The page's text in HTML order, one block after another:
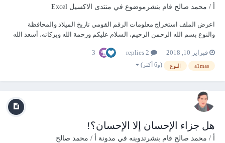
أ / محمد صالح قام بنشرموضوع في منتدى الاكسيل Excel
اعرض الملف استخراج معلومات الرقم القومي تاريخ الميلاد والمحافظة
والنوع بسم الله الرحمن الرحيم، السلام عليكم ورحمة الله وبركاته، أسعد الله
في نفس الوقت، ألا وهي شرح استخراج معلومات الرقم الق...
فبراير 10, 2018 3
a1mas النوع (و6 أكثر)
هل جزاء الإحسان إلا الإحسان؟!
أ / محمد صالح قام بنشرتدوينه في مدونة أ / محمد صالح